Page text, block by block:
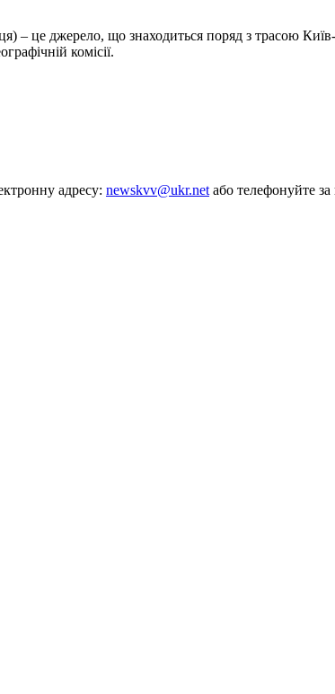
– це джерело, що знаходиться поряд з трасою
комісії.
адресу: newskvv@ukr.netабо телефонуйте